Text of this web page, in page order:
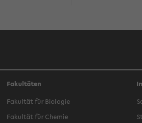
Fakultäten
Fakultät für Biologie
Fakultät für Chemie